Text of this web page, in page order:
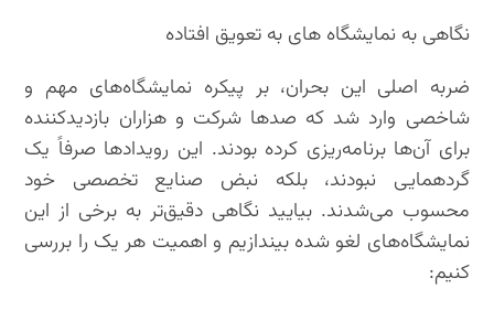
نگاهی به نمایشگاه های به تعویق افتاده
ضربه اصلی این بحران، بر پیکره نمایشگاه‌های مهم و
شاخصی وارد شد که صدها شرکت و هزاران بازدیدکننده
برای آن‌ها برنامه‌ریزی کرده بودند. این رویدادها صرفاً یک
گردهمایی نبودند، بلکه نبض صنایع تخصصی خود
محسوب می‌شدند. بیایید نگاهی دقیق‌تر به برخی از این
نمایشگاه‌های لغو شده بیندازیم و اهمیت هر یک را بررسی
کنیم: